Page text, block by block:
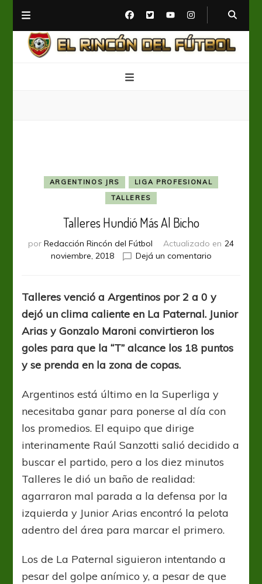
ARGENTINOS JRS
LIGA PROFESIONAL
TALLERES
Talleres Hundió Más Al Bicho
por Redacción Rincón del Fútbol Actualizado en 24
noviembre, 2018
Dejá un comentarioen
Al
Bicho
Talleres venció a Argentinos por 2 a 0 y
dejó un clima caliente en La Paternal. Junior
Arias y Gonzalo Maroni convirtieron los
goles para que la “T” alcance los 18 puntos
y se prenda en la zona de copas.
Argentinos está último en la Superliga y
necesitaba ganar para ponerse al día con
los promedios. El equipo que dirige
interinamente Raúl Sanzotti salió decidido a
buscar el partido, pero a los diez minutos
Talleres le dió un baño de realidad:
agarraron mal parada a la defensa por la
izquierda y Junior Arias encontró la pelota
adentro del área para marcar el primero.
Los de La Paternal siguieron intentando a
pesar del golpe anímico y, a pesar de que